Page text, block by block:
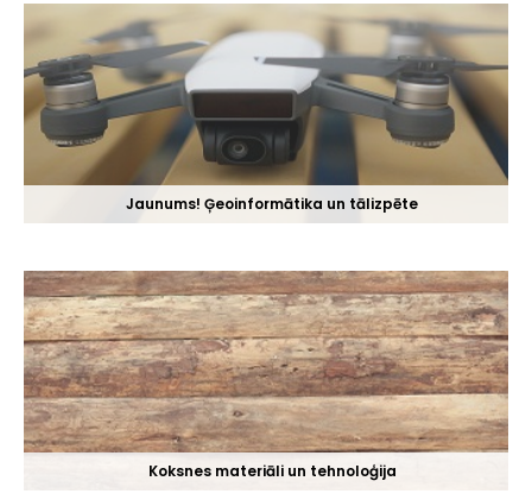
Jaunums! Ģeoinformātika un tālizpēte
Koksnes materiāli un tehnoloģija